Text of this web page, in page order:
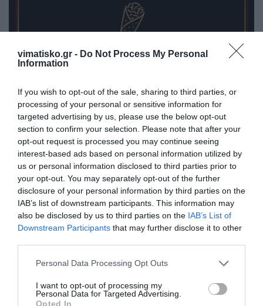
vimatisko.gr - Do Not Process My Personal
Information
If you wish to opt-out of the sale, sharing to third parties, or
processing of your personal or sensitive information for
targeted advertising by us, please use the below opt-out
section to confirm your selection. Please note that after your
opt-out request is processed you may continue seeing
interest-based ads based on personal information utilized by
us or personal information disclosed to third parties prior to
your opt-out. You may separately opt-out of the further
disclosure of your personal information by third parties on the
IAB’s list of downstream participants. This information may
also be disclosed by us to third parties on the IAB’s List of
Downstream Participants that may further disclose it to other
Personal Data Processing Opt Outs
I want to opt-out of processing my
Personal Data for Targeted Advertising.
Opted In
Η ανωνυμία είναι το καλύτερο κρησφύγετο δειλίας και
χυδαιότητας!
Σχόλια 0